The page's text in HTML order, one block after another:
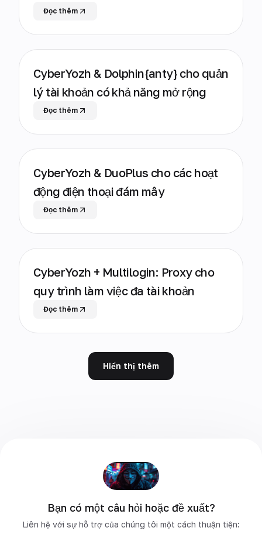
Đọc thêm
CyberYozh & Dolphin{anty} cho quản
lý tài khoản có khả năng mở rộng
Đọc thêm
CyberYozh & DuoPlus cho các hoạt
động điện thoại đám mây
Đọc thêm
CyberYozh + Multilogin: Proxy cho
quy trình làm việc đa tài khoản
Đọc thêm
Hiển thị thêm
Bạn có một câu hỏi hoặc đề xuất?
Liên hệ với sự hỗ trợ của chúng tôi một cách thuận tiện: